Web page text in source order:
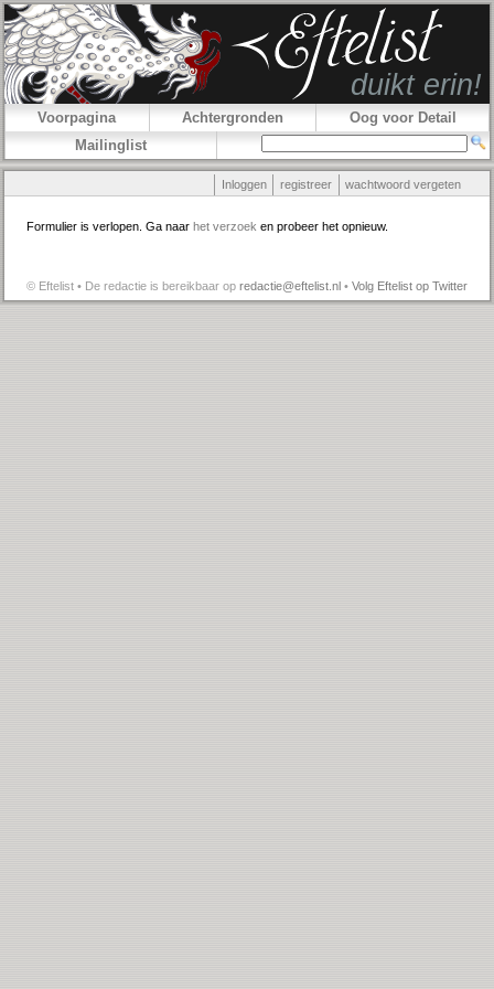
Voorpagina Achtergronden
Oog voor Detail
Mailinglist
Inloggen registreer wachtwoord vergeten
Formulier is verlopen. Ga naar het verzoek en probeer het opnieuw.
© Eftelist • De redactie is bereikbaar op redactie@eftelist.nl • Volg Eftelist op Twitter